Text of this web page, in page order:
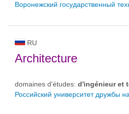
Воронежский государственный
RU
Architecture
domaines d'études: d'ingénieur et
Российский университет дружбы